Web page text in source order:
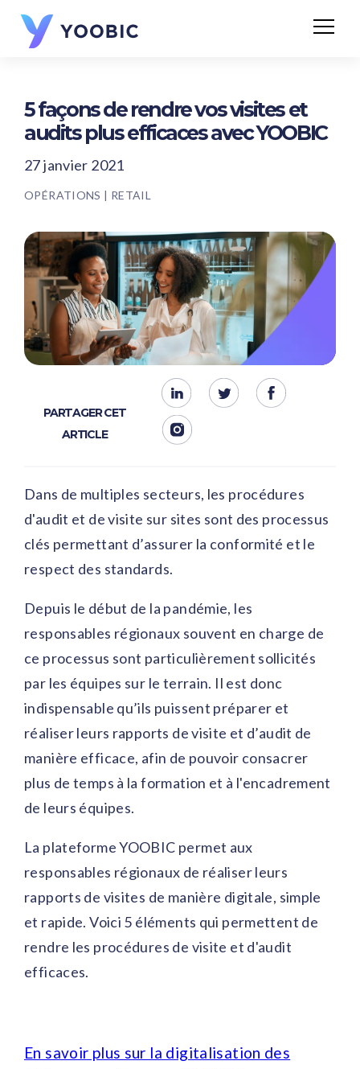
5 façons de rendre vos visites et
audits plus efficaces avec YOOBIC
27 janvier 2021
OPÉRATIONS | RETAIL
PARTAGER CET
ARTICLE
Dans de multiples secteurs, les procédures
d'audit et de visite sur sites sont des processus
clés permettant d’assurer la conformité et le
respect des standards.
Depuis le début de la pandémie, les
responsables régionaux souvent en charge de
ce processus sont particulièrement sollicités
par les équipes sur le terrain. Il est donc
indispensable qu’ils puissent préparer et
réaliser leurs rapports de visite et d’audit de
manière efficace, afin de pouvoir consacrer
plus de temps à la formation et à l'encadrement
de leurs équipes.
La plateforme YOOBIC permet aux
responsables régionaux de réaliser leurs
rapports de visites de manière digitale, simple
et rapide. Voici 5 éléments qui permettent de
rendre les procédures de visite et d'audit
efficaces.
En savoir plus sur la digitalisation des